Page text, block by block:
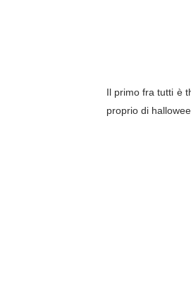
Il primo fra tutti è
proprio di